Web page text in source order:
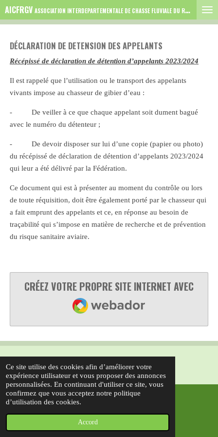
Ce site utilise des cookies afin d’améliorer votre
expérience utilisateur et vous proposer des annonces
personnalisées. En continuant d'utiliser ce site, vous
confirmez que vous acceptez notre politique
d’utilisation des cookies.
Accord
Passer
au
principal
AICFRGV ASSOCIATION INTERDEPARTEMENTALE DE CHASSE FLUVIALE DU RHONE GARD VAUCLUSE
DÉCLARATION DE DETENSION DES APPELANTS
Récépissé de déclaration de détention d’appelants 2023/2024
Il est rappelé que l’utilisation ou le transport des appelants
vivants impose au chasseur de gibier d’eau :
- De veiller à ce que chaque appelant soit dument bagué
avec le numéro du détenteur ;
- De devoir disposer sur lui d’une copie (papier ou photo)
du récépissé de déclaration de détention d’appelants 2023/2024
qui leur a été délivré par la Fédération.
Ce document qui est à présenter au moment du contrôle ou lors
de toute réquisition, doit être également porté par le chasseur qui
a fait emprunt des appelants et ce, en réponse au besoin de
traçabilité qui s’impose en matière de recherche et de prévention
du risque sanitaire aviaire.
CRÉEZ VOTRE PROPRE SITE INTERNET AVEC
WEBADOR
MISE À JOUR 18/06/2025 LY